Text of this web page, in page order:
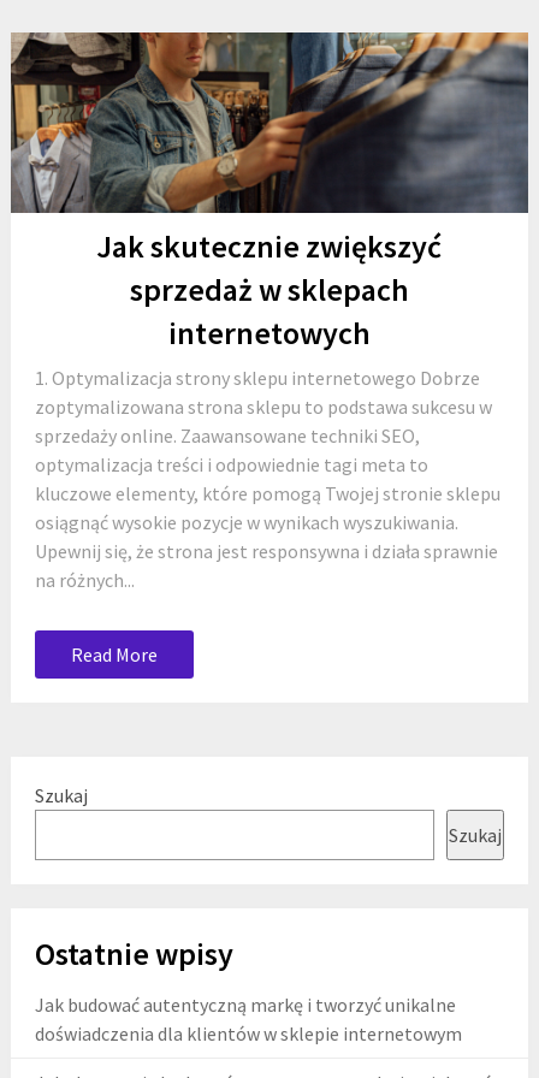
Jak skutecznie zwiększyć
sprzedaż w sklepach
internetowych
1. Optymalizacja strony sklepu internetowego Dobrze
zoptymalizowana strona sklepu to podstawa sukcesu w
sprzedaży online. Zaawansowane techniki SEO,
optymalizacja treści i odpowiednie tagi meta to
kluczowe elementy, które pomogą Twojej stronie sklepu
osiągnąć wysokie pozycje w wynikach wyszukiwania.
Upewnij się, że strona jest responsywna i działa sprawnie
na różnych...
Read More
Szukaj
Szukaj
Ostatnie wpisy
Jak budować autentyczną markę i tworzyć unikalne
doświadczenia dla klientów w sklepie internetowym